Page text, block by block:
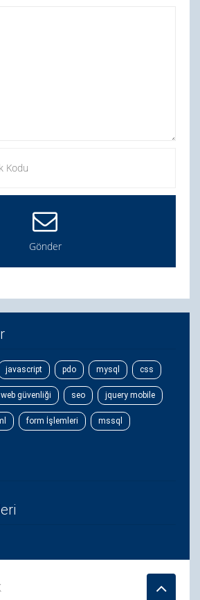
Gönder
javascript pdo mysql css
web güvenliği seo jquery mobile
form İşlemleri mssql